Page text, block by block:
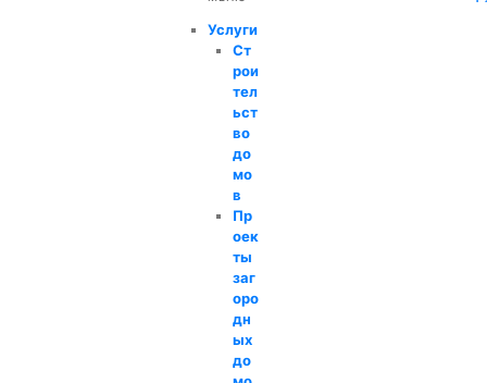
Услуги
Ст
рои
тел
ьст
во
до
мо
в
Пр
оек
ты
заг
оро
дн
ых
до